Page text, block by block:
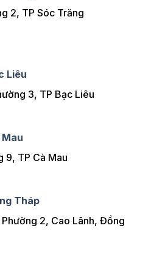
2, TP Sóc Trăng
Liêu
3, TP Bạc Liêu
9, TP Cà Mau
Tháp
2, Cao Lãnh, Đồng